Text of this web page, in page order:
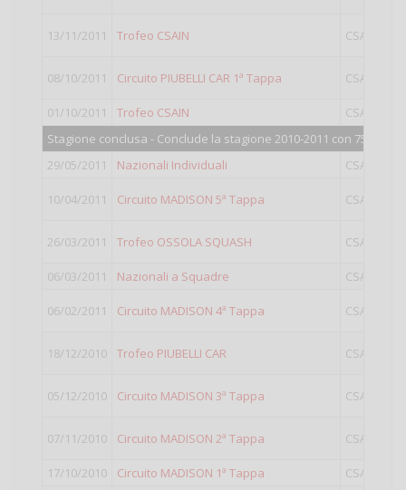
13/11/2011 Trofeo CSAIN CSAIN
08/10/2011 Circuito PIUBELLI CAR 1ª Tappa CSAIN
01/10/2011 Trofeo CSAIN CSAIN
Stagione conclusa - Conclude la stagione 2010-2011 con 750
29/05/2011
Nazionali Individuali CSAIN
10/04/2011 Circuito MADISON 5ª Tappa CSAIN
26/03/2011 Trofeo OSSOLA SQUASH CSAIN
06/03/2011 Nazionali a Squadre CSAIN
06/02/2011 Circuito MADISON 4ª Tappa CSAIN
18/12/2010 Trofeo PIUBELLI CAR CSAIN
05/12/2010 Circuito MADISON 3ª Tappa CSAIN
07/11/2010 Circuito MADISON 2ª Tappa CSAIN
17/10/2010 Circuito MADISON 1ª Tappa
CSAIN